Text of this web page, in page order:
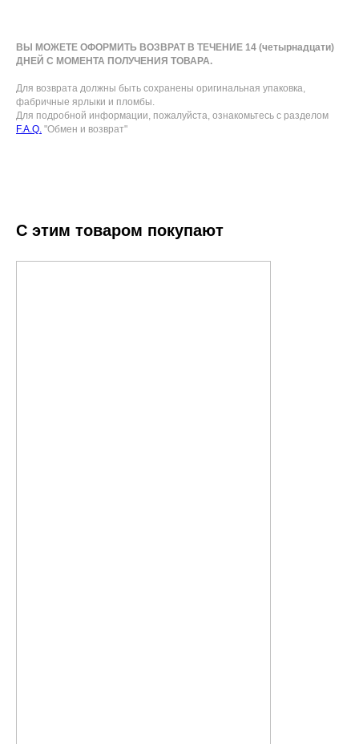
ВЫ МОЖЕТЕ ОФОРМИТЬ ВОЗВРАТ В ТЕЧЕНИЕ 14 (четырнадцати)
ДНЕЙ С МОМЕНТА ПОЛУЧЕНИЯ ТОВАРА.
Для возврата должны быть сохранены оригинальная упаковка,
фабричные ярлыки и пломбы.
Для подробной информации, пожалуйста, ознакомьтесь с разделом
F.A.Q. "Обмен и возврат"
С этим товаром покупают